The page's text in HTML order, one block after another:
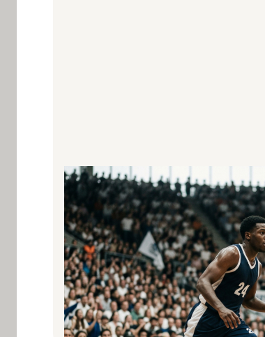
Whitepaper
neurotrim im Basketball
Erfahren Sie, wie das neurotrim
Athleten dabei unterstützt,
abrupte Richtungswechsel durch
Kontrolle zu stabilisieren.